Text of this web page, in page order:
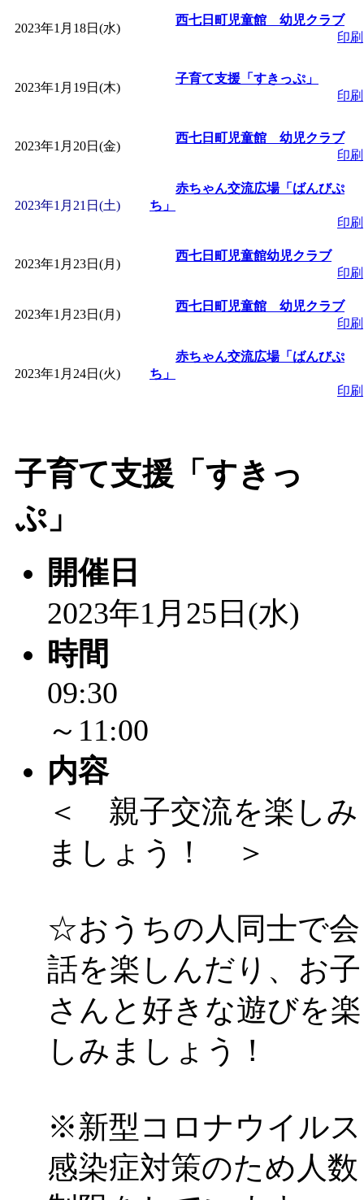
de 健康づくり」」 受
堂島地区歴史ウオ
」 受付期間：～
「みなづる号乗車体
de 健康づくり」」 受
皆鶴姫のこびる塾
～ 」 受付期間：～
「みなづる号乗車体
de 健康づくり」」 受
2023年1月18日(水)
西七日町児童館 幼児クラブ
印刷
2023年1月19日(木)
子育て支援「すきっぷ」
印刷
2023年1月20日(金)
西七日町児童館 幼児クラブ
印刷
2023年1月21日(土)
赤ちゃん交流広場「ばんびぷ
ち」
印刷
2023年1月23日(月)
西七日町児童館幼児クラブ
印刷
2023年1月23日(月)
西七日町児童館 幼児クラブ
印刷
2023年1月24日(火)
赤ちゃん交流広場「ばんびぷ
ち」
印刷
子育て支援「すきっ
ぷ」
開催日
2023年1月25日(水)
時間
09:30
～11:00
内容
＜ 親子交流を楽しみ
ましょう！ ＞
☆おうちの人同士で会
話を楽しんだり、お子
さんと好きな遊びを楽
しみましょう！
※新型コロナウイルス
感染症対策のため人数